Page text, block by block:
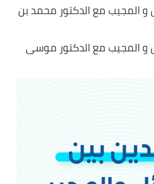
و المجيب مع الدكتور محمد بن
و المجيب مع الدكتور موسى